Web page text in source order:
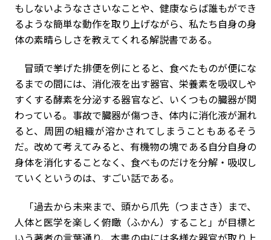
もしないようなささいなことや、健康ならば誰もができ
るような簡単な動作を取り上げながら、私たち自身の身
体の素晴らしさを教えてくれる解説書である。
冒頭で挙げた排便を例にとると、食べたものが便にな
るまでの間には、消化液を出す器官、栄養素を吸収しや
すくする酵素を分泌する器官など、いくつもの臓器が関
わっている。事故で臓器が傷つき、体内に消化液が漏れ
ると、周囲の組織が溶かされてしまうこともあるそう
だ。改めて考えてみると、有機物の塊である自分自身の
身体を消化することなく、食べものだけを分解・吸収し
ていくというのは、すごい話である。
「過去から未来まで、頭から爪先（つまさき）まで、
人体と医学を楽しく俯瞰（ふかん）すること」が目標と